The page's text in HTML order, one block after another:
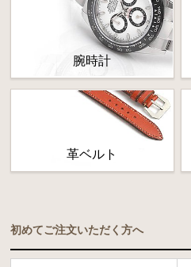
腕時計
革ベルト
初めてご注文いただく方へ